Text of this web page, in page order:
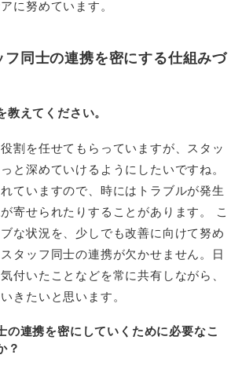
に努めています。
フ同士の連携を密にする仕組みづ
教えてください。
割を任せてもらっていますが、スタッ
と深めていけるようにしたいですね。
ていますので、時にはトラブルが発生
寄せられたりすることがあります。 こ
な状況を、少しでも改善に向けて努め
タッフ同士の連携が欠かせません。日
付いたことなどを常に共有しながら、
きたいと思います。
の連携を密にしていくために必要なこ
？